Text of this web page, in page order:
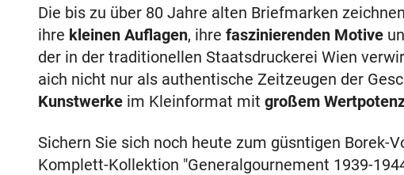
Die bis zu über 80 Jahre alten Briefmarken
ihre kleinen Auflagen, ihre faszinierenden Motive
der in der traditionellen Staatsdruckerei Wien
aich nicht nur als authentische Zeitzeugen der
Kunstwerke im Kleinformat mit großem
Sichern Sie sich noch heute zum güsntigen Borek-
Komplett-Kollektion "Generalgournement 1939-